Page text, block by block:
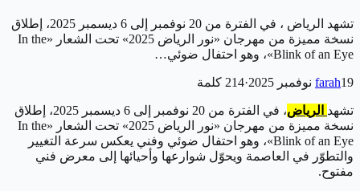
تشهد الرياض ، في الفترة من 20 نوفمبر إلى 6 ديسمبر 2025، إطلاق
نسخة مميزة من مهرجان «نور الرياض 2025» تحت الشعار «In the
Blink of an Eye»، وهو احتفال ضوئي…
farah19 نوفمبر 2025 ·
214 كلمة
تشهد الرياض
، في الفترة من 20 نوفمبر إلى 6 ديسمبر 2025، إطلاق
نسخة مميزة من مهرجان «نور الرياض 2025» تحت الشعار «In the
Blink of an Eye»، وهو احتفال ضوئي وفني يعكس سرعة التغيير
والتطوّر في العاصمة ويحوّل شوارعها وأحيائها إلى معرض فني
مفتوح.